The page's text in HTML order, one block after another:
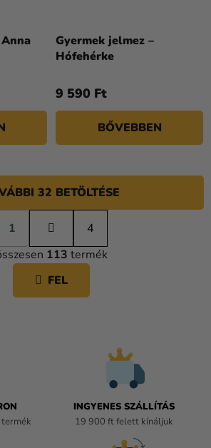
Gyermek jelmez –
Hófehérke
9 590 Ft
BŐVEBBEN
L
I
S
T
32 BETÖLTÉSE
L
a
p
o
á
s
1
4
113 termék
FEL
INGYENES SZÁLLÍTÁS
19 900 ft felett kínáljuk